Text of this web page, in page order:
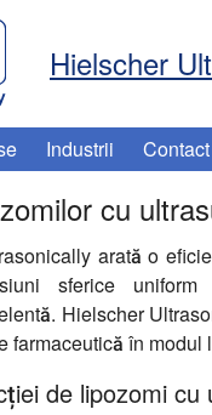
Hielscher
Industrii Contact
cu
arată o
sferice
Hielscher
farmaceutică în modul
de lipozomi cu